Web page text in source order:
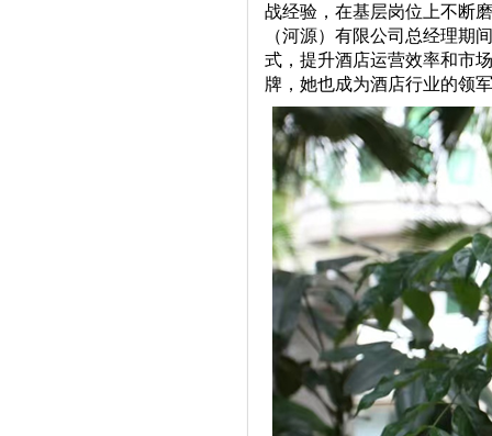
战经验，在基层岗位上不断
（河源）有限公司总经理
式，提升酒店运营效率和市
牌，她也成为酒店行业的领